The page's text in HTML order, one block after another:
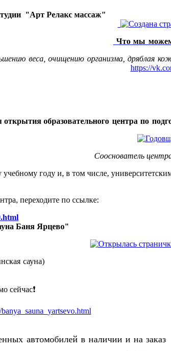
"Арт Релакс массаж"
Что мы
веса, очищению организма, дряблая
https://
открытия образовательного центра по
Сооснователь
году и, в том числе,
переходите по ссылке:
Баня Ярцево"
сауна)
сейчас❗️
автомобилей в наличии и на заказ